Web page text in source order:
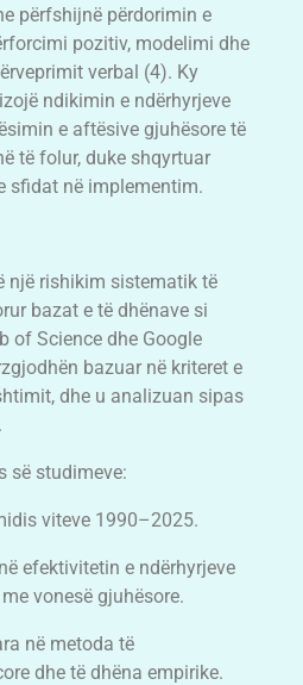
përfshijnë përdorimin e
pozitiv, modelimi dhe
verbal (4). Ky
ndikimin e ndërhyrjeve
e aftësive gjuhësore të
të folur, duke shqyrtuar
sfidat në implementim.
një rishikim sistematik të
bazat e të dhënave si
of Science dhe Google
bazuar në kriteret e
dhe u analizuan sipas
së studimeve:
viteve 1990–2025.
efektivitetin e ndërhyrjeve
vonesë gjuhësore.
në metoda të
dhe të dhëna empirike.